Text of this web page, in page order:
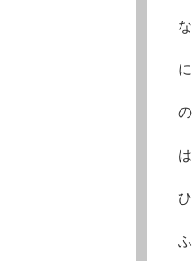
な
に
の
は
ひ
ふ